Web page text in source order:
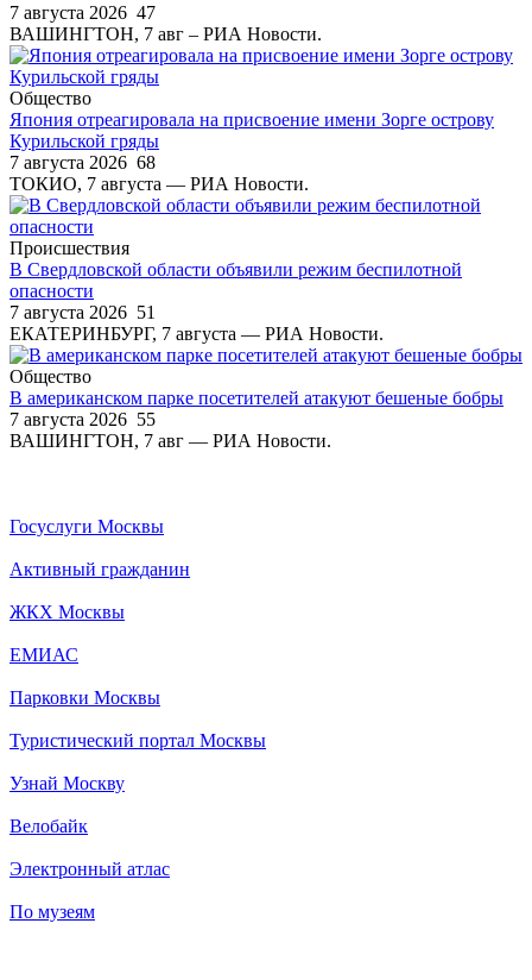
7 августа 2026 47
ВАШИНГТОН, 7 авг – РИА Новости.
Общество
Япония отреагировала на присвоение имени Зорге острову
Курильской гряды
7 августа 2026 68
ТОКИО, 7 августа — РИА Новости.
Происшествия
В Свердловской области объявили режим беспилотной
опасности
7 августа 2026 51
ЕКАТЕРИНБУРГ, 7 августа — РИА Новости.
Общество
В американском парке посетителей атакуют бешеные бобры
7 августа 2026 55
ВАШИНГТОН, 7 авг — РИА Новости.
Госуслуги Москвы
Активный гражданин
ЖКХ Москвы
ЕМИАС
Парковки Москвы
Туристический портал Москвы
Узнай Москву
Велобайк
Электронный атлас
По музеям